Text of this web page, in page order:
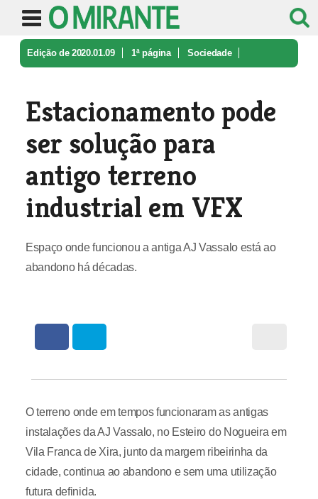
Edição de 2020.01.09 1ª página Sociedade
Estacionamento pode
ser solução para
antigo terreno
industrial em VFX
Espaço onde funcionou a antiga AJ Vassalo está ao
abandono há décadas.
O terreno onde em tempos funcionaram as antigas
instalações da AJ Vassalo, no Esteiro do Nogueira em
Vila Franca de Xira, junto da margem ribeirinha da
cidade, continua ao abandono e sem uma utilização
futura definida.